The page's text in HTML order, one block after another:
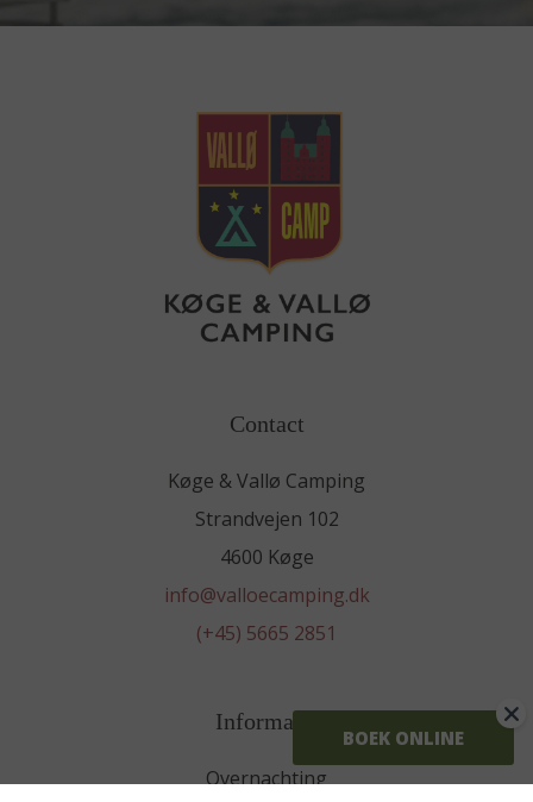
Contact
Køge & Vallø Camping
Strandvejen 102
4600 Køge
info@valloecamping.dk
(+45) 5665 2851
Informatie
Overnachting
BOEK ONLINE